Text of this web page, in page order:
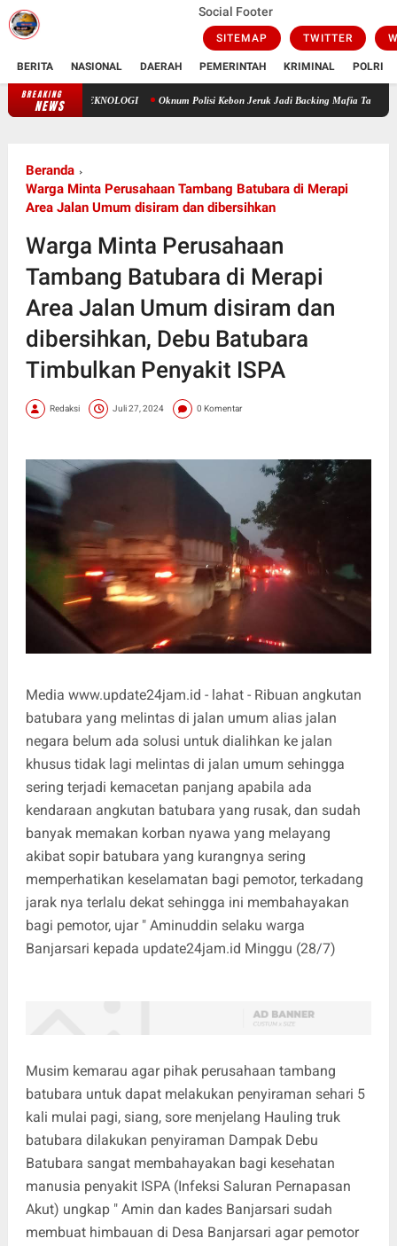
Social Footer
SITEMAP TWITTER
BERITA NASIONAL DAERAH PEMERINTAH KRIMINAL POLRI
BREAKING
NEWSUSIA HARAPAN HIDUP: ANTARA TAKDIR ILAHI DAN TEKNOLOGI
Beranda
Warga Minta Perusahaan Tambang Batubara di Merapi
Area Jalan Umum disiram dan dibersihkan
Warga Minta Perusahaan
Tambang Batubara di Merapi
Area Jalan Umum disiram dan
dibersihkan, Debu Batubara
Timbulkan Penyakit ISPA
Redaksi Juli 27, 2024 0 Komentar
Media www.update24jam.id - lahat - Ribuan angkutan
batubara yang melintas di jalan umum alias jalan
negara belum ada solusi untuk dialihkan ke jalan
khusus tidak lagi melintas di jalan umum sehingga
sering terjadi kemacetan panjang apabila ada
kendaraan angkutan batubara yang rusak, dan sudah
banyak memakan korban nyawa yang melayang
akibat sopir batubara yang kurangnya sering
memperhatikan keselamatan bagi pemotor, terkadang
jarak nya terlalu dekat sehingga ini membahayakan
bagi pemotor, ujar " Aminuddin selaku warga
Banjarsari kepada update24jam.id Minggu (28/7)
Musim kemarau agar pihak perusahaan tambang
batubara untuk dapat melakukan penyiraman sehari 5
kali mulai pagi, siang, sore menjelang Hauling truk
batubara dilakukan penyiraman Dampak Debu
Batubara sangat membahayakan bagi kesehatan
manusia penyakit ISPA (Infeksi Saluran Pernapasan
Akut) ungkap " Amin dan kades Banjarsari sudah
membuat himbauan di Desa Banjarsari agar pemotor